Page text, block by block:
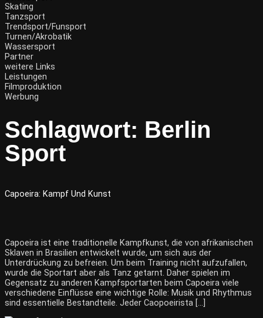
Skating
Tanzsport
Trendsport/Funsport
Turnen/Akrobatik
Wassersport
Partner
weitere Links
Leistungen
Filmproduktion
Werbung
Schlagwort: Berlin
Sport
Capoeira: Kampf Und Kunst
Capoeira ist eine traditionelle Kampfkunst, die von afrikanischen
Sklaven in Brasilien entwickelt wurde, um sich aus der
Unterdrückung zu befreien. Um beim Training nicht aufzufallen,
wurde die Sportart aber als Tanz getarnt. Daher spielen im
Gegensatz zu anderen Kampfsportarten beim Capoeira viele
verschiedene Einflüsse eine wichtige Rolle: Musik und Rhythmus
sind essentielle Bestandteile. Jeder Caopoeirista […]